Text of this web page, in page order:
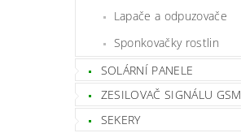
Lapače a odpuzovače
Sponkovačky rostlin
SOLÁRNÍ PANELE
ZESILOVAČ SIGNÁLU GSM
SEKERY